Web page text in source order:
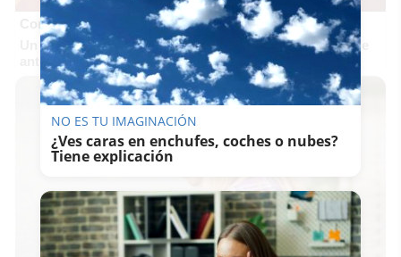
Corepunk MMORPG
Un verdadero MMORPG de la vieja escuela ¡Cómo los de
antes, pero mejor!
NO ES TU IMAGINACIÓN
¿Ves caras en enchufes, coches o nubes?
Tiene explicación